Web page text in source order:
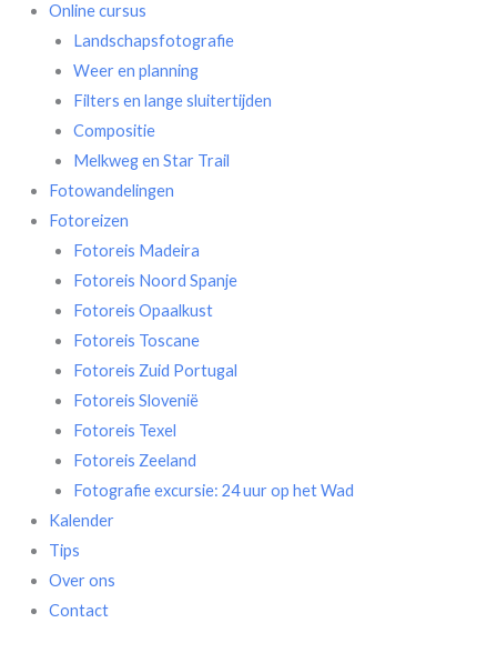
Online cursus
Landschapsfotografie
Weer en planning
Filters en lange sluitertijden
Compositie
Melkweg en Star Trail
Fotowandelingen
Fotoreizen
Fotoreis Madeira
Fotoreis Noord Spanje
Fotoreis Opaalkust
Fotoreis Toscane
Fotoreis Zuid Portugal
Fotoreis Slovenië
Fotoreis Texel
Fotoreis Zeeland
Fotografie excursie: 24 uur op het Wad
Kalender
Tips
Over ons
Contact